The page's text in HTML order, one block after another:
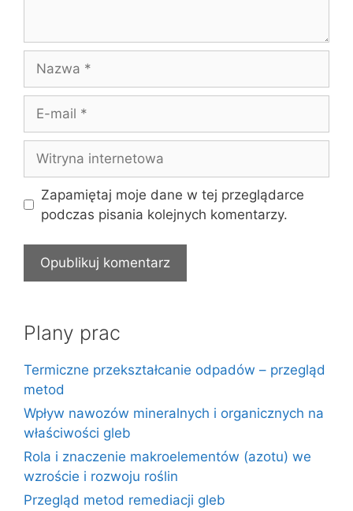
mail
internetowa
Zapamiętaj moje dane w tej przeglądarce
podczas pisania kolejnych komentarzy.
Plany prac
Termiczne przekształcanie odpadów – przegląd
metod
Wpływ nawozów mineralnych i organicznych na
właściwości gleb
Rola i znaczenie makroelementów (azotu) we
wzroście i rozwoju roślin
Przegląd metod remediacji gleb